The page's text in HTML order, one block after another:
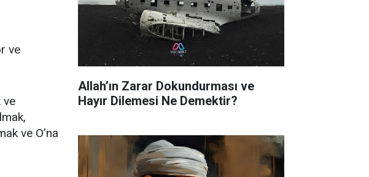
ve
ve
ve O’na
Allah’ın Zarar Dokundurması ve
Hayır Dilemesi Ne Demektir?